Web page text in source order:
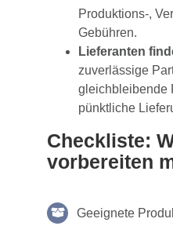
Produktions-,
Gebühren.
Lieferanten
zuverlässige
gleichbleibende
pünktliche
Checkliste:
vorbereiten
Geeignete